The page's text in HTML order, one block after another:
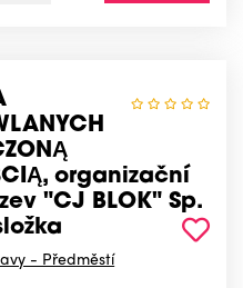
organizační
"CJ BLOK" Sp.
- Předměstí